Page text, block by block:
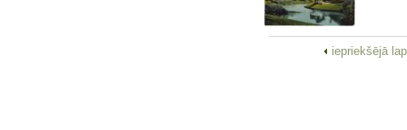
iepriekšējā